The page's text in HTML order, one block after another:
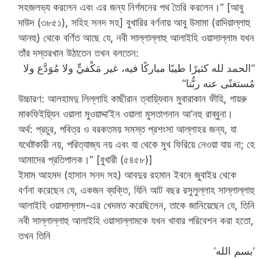
সহজলভ্য করলেন এবং এর জন্য নির্গমনের পথ তৈরি করলেন।” [আবু
দাউদ (৩৮৫১), সহিহ সনদ সহ] বুখারির বর্ণনায় আবু উমামা (রাদিয়াল্লাহু
আনহু) থেকে বর্ণিত আছে যে, নবী সাল্লাল্লাহু আলাইহি ওয়াসাল্লাম যখন
তাঁর দস্তরখান উঠাতেন তখন বলতেন:
“الحمد لله كثيرًا طيبًا مباركًا فيه، غير مَكْفيٍّ ولا مُوَدَّع ولا
مُستغنًى عنه ربُّنا”
উচ্চারণ: আলহামদু লিল্লাহি কাছীরান ত্বায়্যিবান মুবারাকান ফীহি, গায়রু
মাকফিইয়্যিন ওয়ালা মুওয়াদ্দা’ইন ওয়ালা মুসতাগনান আ’নহু রাব্বুনা।
অর্থ: প্রচুর, পবিত্র ও বরকতময় সমস্ত প্রশংসা আল্লাহর জন্য, যা
যথেষ্টকারী নয়, পরিত্যাজ্য নয় এবং যা থেকে মুখ ফিরিয়ে নেওয়া যায় না; হে
আমাদের প্রতিপালক।” [বুখারী (৫৪৫৮)]
ইমাম আহমদ (হাসান সনদ সহ) আবদুর রহমান ইবনে জুবাইর থেকে
বর্ণনা করেছেন যে, একজন ব্যক্তি, যিনি আট বছর রসুলুল্লাহ সাল্লাল্লাহু
আলাইহি ওয়াসাল্লাম-এর খেদমত করেছিলেন, তাকে জানিয়েছেন যে, তিনি
নবী সাল্লাল্লাহু আলাইহি ওয়াসাল্লামকে যখন খাবার পরিবেশন করা হতো,
তখন তিনি
‘بسم الله’